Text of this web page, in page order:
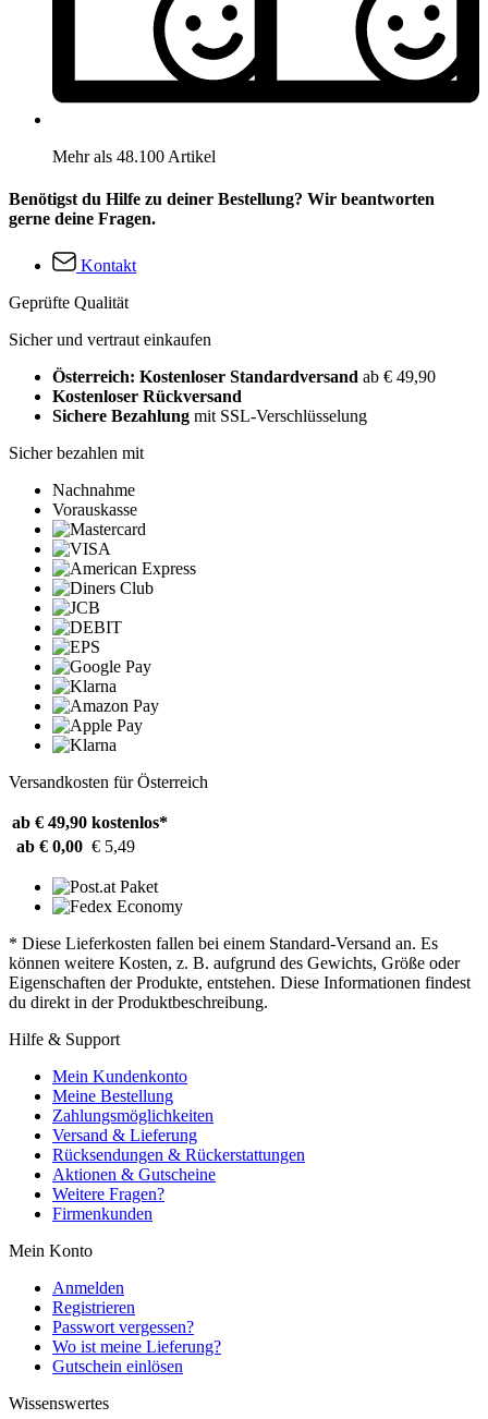
Mehr als 48.100 Artikel
Benötigst du Hilfe zu deiner Bestellung? Wir beantworten
gerne deine Fragen.
Kontakt
Geprüfte Qualität
Sicher und vertraut einkaufen
Österreich: Kostenloser Standardversand ab € 49,90
Kostenloser Rückversand
Sichere Bezahlung mit SSL-Verschlüsselung
Sicher bezahlen mit
Nachnahme
Vorauskasse
Versandkosten für Österreich
ab € 49,90 kostenlos*
ab € 0,00 € 5,49
* Diese Lieferkosten fallen bei einem Standard-Versand an. Es
können weitere Kosten, z. B. aufgrund des Gewichts, Größe oder
Eigenschaften der Produkte, entstehen. Diese Informationen findest
du direkt in der Produktbeschreibung.
Hilfe & Support
Mein Kundenkonto
Meine Bestellung
Zahlungsmöglichkeiten
Versand & Lieferung
Rücksendungen & Rückerstattungen
Aktionen & Gutscheine
Weitere Fragen?
Firmenkunden
Mein Konto
Anmelden
Registrieren
Passwort vergessen?
Wo ist meine Lieferung?
Gutschein einlösen
Wissenswertes